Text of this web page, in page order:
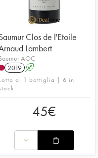
Clos de l'Etoile
Lambert
AOC
2019 A
di 1 bottiglia | 6 in
45€